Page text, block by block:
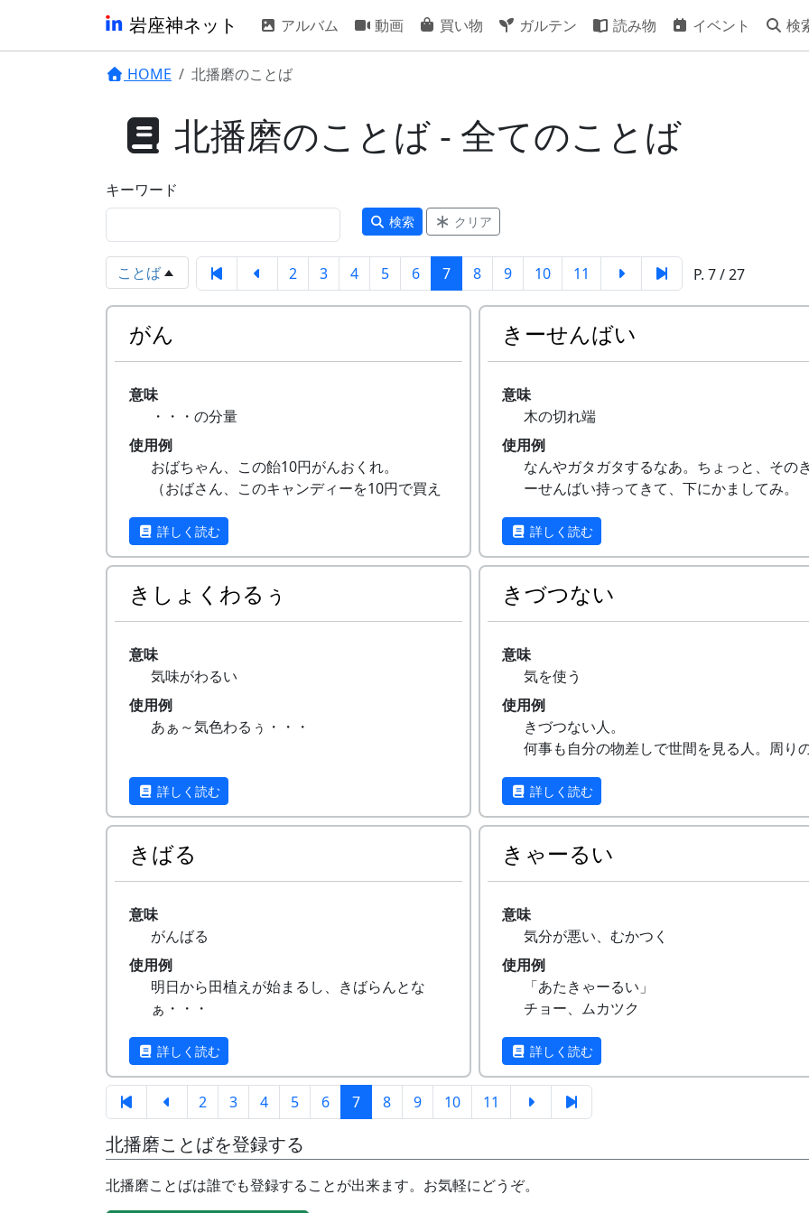
岩座神ネット アルバム 動画 買い物 ガルテン 読み物 イベント 検
HOME 北播磨のことば
北播磨のことば - 全てのことば
キーワード
検索 クリア
ことば 2 3 4 5 6 7 8 9 10 11 P. 7 / 27
がん
意味
・・・の分量
使用例
おばちゃん、この飴10円がんおくれ。
（おばさん、このキャンディーを10円で買え
のぶおぉ、あだちさんとこ行って醤油100円
がんもうてきて。
油を100円分購入してきてください）
詳しく読む
きーせんばい
意味
木の切れ端
使用例
なんやガタガタするなあ。ちょっと、そのき
ーせんばい持ってきて、下にかましてみ。
詳しく読む
きしょくわるぅ
意味
気味がわるい
使用例
あぁ～気色わるぅ・・・
詳しく読む
きづつない
意味
気を使う
使用例
きづつない人。
何事も自分の物差しで世間を見る人。周り
を気付いていないことが多い。自分で自分を
評して「几帳面である」、とか「神経質な
詳しく読む
きばる
意味
がんばる
使用例
明日から田植えが始まるし、きばらんとな
ぁ・・・
詳しく読む
きゃーるい
意味
気分が悪い、むかつく
使用例
「あたきゃーるい」
チョー、ムカツク
詳しく読む
2 3 4 5 6 7 8 9 10 11
北播磨ことばを登録する
北播磨ことばは誰でも登録することが出来ます。お気軽にどうぞ。